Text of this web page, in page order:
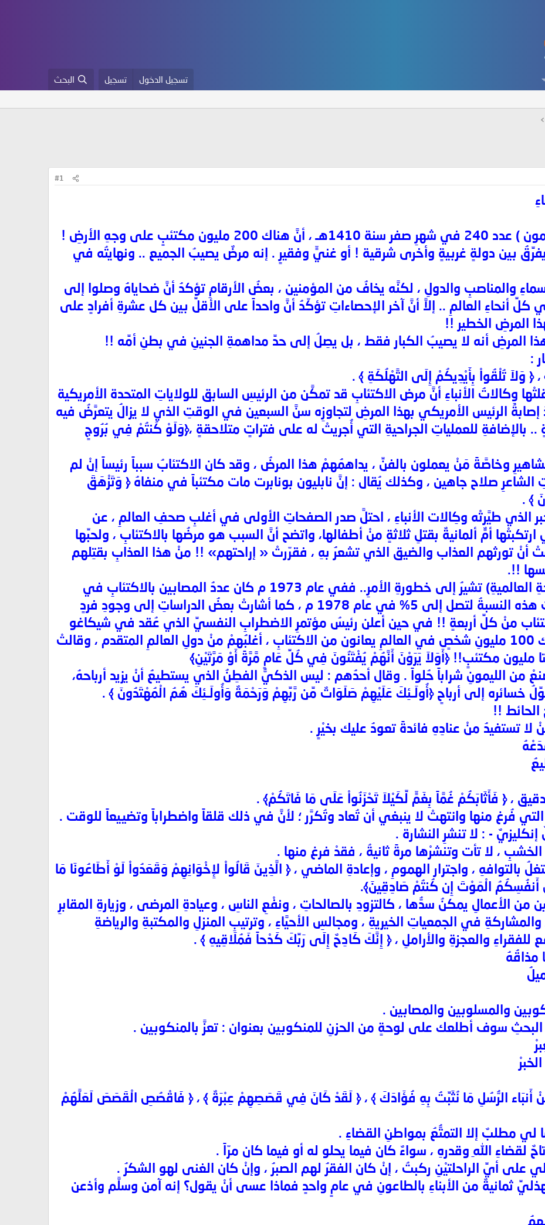
تسجيل الدخول تسجيل البحث
#1
مليون مكتئبٍ على وجهِ الأرضِ !
يفرِّقُ بين دولةٍ غربيةٍ وأخرى شرقية ! أو غنيٍّ وفقيرٍ . إنه مرضٌ يصيبُ الجميع .. ونهايتُه في
والمناصبِ والدولِ ، لكنَّه يخافُ من المؤمنين ، بعضُ الأرقامِ تؤكدُ أنَّ ضحاياهُ وصلوا إلى
في كلِّ أنحاءِ العالمِ .. إلاَّ أنَّ آخر الإحصاءاتِ تؤكّدُ أنَّ واحداً على الأقلِّ بين كل عشرةِ أفرادٍ على
المرضِ الخطير !!
المرضِ أنه لا يصيبُ الكبار فقط ، بل يصِلُ إلى حدِّ مداهمةِ الجنينِ في بطنِ أمِّه !!
:
﴿ وَلاَ تُلْقُواْ بِأَيْدِيكُمْ إِلَى التَّهْلُكَةِ ﴾ .
وِكالاتُ الأنباءِ أنَّ مرض الاكتئابِ قد تمكَّن من الرئيسِ السابق للولاياتِ المتحدة الأمريكية
إصابةُ الرئيس الأمريكي بهذا المرضِ لتجاوزِه سنَّ السبعين في الوقتِ الذي لا يزالُ يتعرَّضُ فيه
بالإضافةِ للعملياتِ الجراحيةِ التي أُجريتْ له على فتراتٍ متلاحقةٍ ،﴿وَلَوْ كُنتُمْ فِي بُرُوجٍ
وخاصَّةً مَنْ يعملون بالفنِّ ، يداهمُهمْ هذا المرضُ ، وقد كان الاكتئابُ سبباً رئيساً إنْ لم
صلاح جاهين ، وكذلك يُقال : إنَّ نابليون بونابرت مات مكتئباً في منفاهُ ﴿ وَتَزْهَقَ
﴾ .
الذي طيَّرتْه وكِالات الأنباءِ ، احتلَّ صدر الصفحاتِ الأولى في أغلبِ صحفِ العالمِ ، عن
ارتكبتْها أمٌّ ألمانيةٌ بقتلِ ثلاثةٍ منْ أطفالها، واتضح أنَّ السبب هو مرضُها بالاكتئابِ ، ولحبِّها
أنْ تورثهم العذاب والضيق الذي تشعرُ بهِ ، فقرّرتْ « إراحتهم» !! منْ هذا العذابِ بقتِلهم
!!.
وأرقامُ (منظمةِ الصحةِ العالميةِ) تشيرُ إلى خطورةِ الأمرِ.. ففي عام 1973 م كان عددُ المصابين بالاكتئابِ في
العالمِ 3% ، وارتفعتْ هذه النسبةُ لتصل إلى 5% في عام 1978 م ، كما أشارتْ بعضُ الدراساتِ إلى وجودِ فردٍ
منْ كلِّ أربعةٍ !! في حين أعلن رئيسُ مؤتمرِ الاضطرابِ النفسيِّ الذي عُقد في شيكاغو
عام 1981 م أنَّ هناك 100 مليونِ شخصٍ في العالمِ يعانون من الاكتئابِ ، أغلبُهمْ منْ دولِ العالمِ المتقدم ، وقالتْ
مليون مكتئبٍ!! ﴿أَوَلاَ يَرَوْنَ أَنَّهُمْ يُفْتَنُونَ فِي كُلِّ عَامٍ مَّرَّةً أَوْ مَرَّتَيْنِ﴾
من الليمونِ شراباً حُلواً . وقال أحدُهم : ليس الذكيُّ الفطِنُ الذي يستطيعُ أنْ يزيد أرباحهُ،
خسائره إلى أرباحٍ ﴿أُولَـئِكَ عَلَيْهِمْ صَلَوَاتٌ مِّن رَّبِّهِمْ وَرَحْمَةٌ وَأُولَـئِكَ هُمُ الْمُهْتَدُونَ ﴾ .
!!
لا تستفيدُ منْ عنادِهِ فائدةً تعودُ عليك بخيْرٍ .
، ﴿ فَأَثَابَكُمْ غُمَّاً بِغَمٍّ لِّكَيْلاَ تَحْزَنُواْ عَلَى مَا فَاتَكُمْ﴾ .
فُرغ منها وانتهتْ لا ينبغي أن تُعاد وتُكرَّر ؛ لأنَّ في ذلك قلقاً واضطراباً وتضييعاً للوقت .
- : لا تنشرِ النشارة .
، لا تأت وتنشرْها مرةً ثانيةُ ، فقدْ فرغ منها .
بالتوافهِ ، واجترار الهمومِ ، وإعادةِ الماضي ، ﴿ الَّذِينَ قَالُواْ لإِخْوَانِهِمْ وَقَعَدُواْ لَوْ أَطَاعُونَا مَا
أَنفُسِكُمُ الْمَوْتَ إِن كُنتُمْ صَادِقِينَ﴾.
من الأعمالِ يمكنُ سدُّها ، كالتزودِ بالصالحاتِ ، ونفْعِ الناسِ ، وعيادةِ المرضى ، وزيارةِ المقابرِ
والمشاركةِ في الجمعياتِ الخيريةِ ، ومجالسِ الأحيَّاءِ ، وترتيبِ المنزلِ والمكتبةِ والرياضةِ
للفقراءِ والعجزةِ والأراملِ ، ﴿ إِنَّكَ كَادِحٌ إِلَى رَبِّكَ كَدْحاً فَمُلَاقِيهِ ﴾ .
مذاقُهُ
والمسلوبين والمصابين .
سوف أطلعك على لوحةٍ من الحزنِ للمنكوبين بعنوان : تعزَّ بالمنكوبين .
أَنبَاء الرُّسُلِ مَا نُثَبِّتُ بِهِ فُؤَادَكَ ﴾ ، ﴿ لَقَدْ كَانَ فِي قَصَصِهِمْ عِبْرَةٌ ﴾ ، ﴿ فَاقْصُصِ الْقَصَصَ لَعَلَّهُمْ
لي مطلبٌ إلا التمتُّعُ بمواطنِ القضاءِ .
لقضاءِ اللهِ وقدرهِ ، سواءٌ كان فيما يحلو له أو فيما كان مرّاً .
على أيِّ الراحلتيْنِ ركبتُ ، إنْ كان الفقرُ لهم الصبرُ ، وإنْ كان الغنى لهو الشكرُ .
ثمانيةٌ من الأبناءِ بالطاعونِ في عامٍ واحدٍ فماذا عسى أنْ يقول؟ إنه آمن وسلَّم وأذعن